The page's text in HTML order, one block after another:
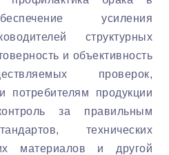
усиления
структурных
и объективность
проверок,
потребителям продукции
за правильным
технических
материалов и другой